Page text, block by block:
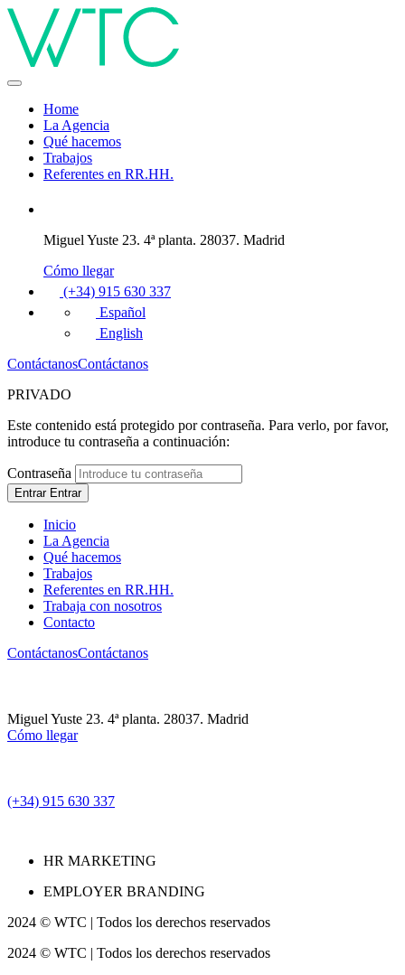
Home
La Agencia
Qué hacemos
Trabajos
Referentes en RR.HH.
Miguel Yuste 23. 4ª planta. 28037. Madrid
Cómo llegar
(+34) 915 630 337
Español
English
ContáctanosContáctanos
PRIVADO
Este contenido está protegido por contraseña. Para verlo, por favor,
introduce tu contraseña a continuación:
Contraseña
Entrar Entrar
Inicio
La Agencia
Qué hacemos
Trabajos
Referentes en RR.HH.
Trabaja con nosotros
Contacto
ContáctanosContáctanos
Miguel Yuste 23. 4ª planta. 28037. Madrid
Cómo llegar
(+34) 915 630 337
HR MARKETING
EMPLOYER BRANDING
2024 © WTC | Todos los derechos reservados
2024 © WTC | Todos los derechos reservados